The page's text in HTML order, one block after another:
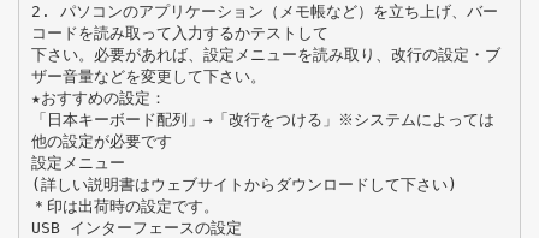
2. パソコンのアプリケーション（メモ帳など）を立ち上げ、バー
コードを読み取って入力するかテストして
下さい。必要があれば、設定メニューを読み取り、改行の設定・ブ
ザー音量などを変更して下さい。
★おすすめの設定：
「日本キーボード配列」→「改行をつける」※システムによっては
他の設定が必要です
設定メニュー
(詳しい説明書はウェブサイトからダウンロードして下さい)
＊印は出荷時の設定です。
USB インターフェースの設定